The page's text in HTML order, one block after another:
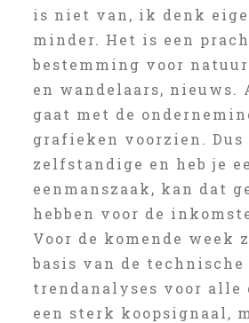
is niet van, ik denk
minder. Het is een
bestemming voor
en wandelaars, nieuws.
gaat met de
grafieken voorzien. Dus
zelfstandige en heb je
eenmanszaak, kan dat
hebben voor de
Voor de komende week
basis van de technische
trendanalyses voor alle
een sterk koopsignaal,